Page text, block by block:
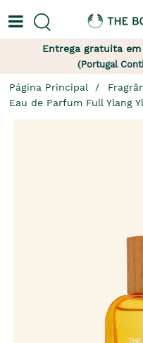
Entrega gratuita
(Portugal
Página Principal
Eau de Parfum Full Ylang